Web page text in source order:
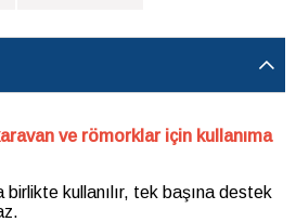
ve römorklar için kullanıma
kullanılır, tek başına destek